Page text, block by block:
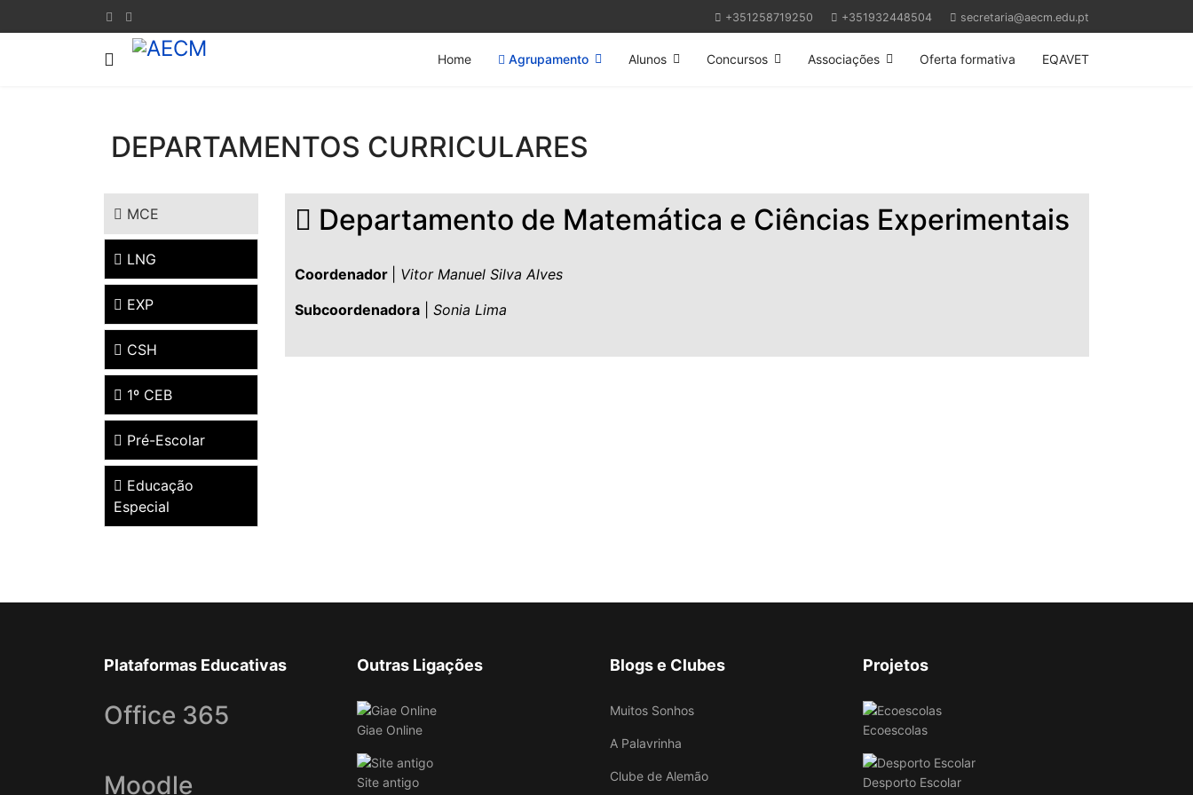
+351258719250 +351932448504 secretaria@aecm.edu.pt
Home Agrupamento Alunos Concursos Associações Oferta formativa EQAVET
DEPARTAMENTOS CURRICULARES
MCE
LNG
EXP
CSH
1º CEB
Pré-Escolar
Educação
Especial
Departamento de Matemática e Ciências Experimentais
Coordenador
Vitor Manuel Silva Alves
Subcoordenadora| Sonia Lima
Plataformas Educativas
Office 365
Moodle
Outras Ligações
Giae Online
Site antigo
Blogs e Clubes
Muitos Sonhos
A Palavrinha
Clube de Alemão
Projetos
Ecoescolas
Desporto Escolar